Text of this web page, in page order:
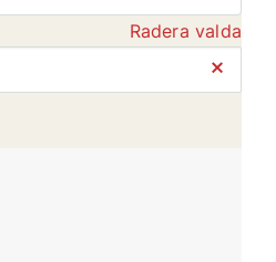
Radera valda
⨯